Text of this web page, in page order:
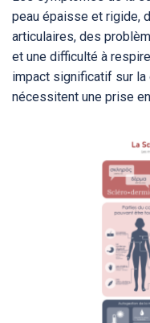
peau épaisse et rigide,
articulaires, des
et une difficulté à
impact significatif sur
nécessitent une prise